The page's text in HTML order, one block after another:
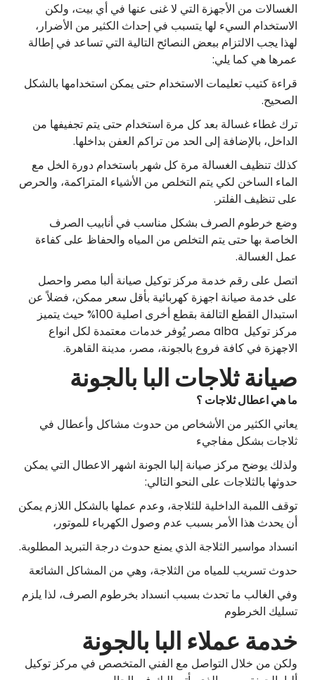
الغسالات من الأجهزة التي لا غنى عنها في أي بيت، ولكن
الاستخدام السيء لها يتسبب في إحداث الكثير من الأضرار،
لهذا يجب الالتزام ببعض النصائح التالية التي تساعد في إطالة
عمرها هي كما يلي:
قراءة كتيب تعليمات الاستخدام حتى يمكن استخدامها بالشكل
الصحيح.
ترك غطاء غسالة بعد كل مرة استخدام حتى يتم تجفيفها من
الداخل، بالإضافة إلى الحد من تراكم العفن بداخلها.
كذلك تنظيف الغسالة مرة كل شهر باستخدام دورة الخل مع
الماء الساخن لكي يتم التخلص من الأشياء المتراكمة، والحرص
على تنظيف الفلتر.
وضع خرطوم الصرف بشكل مناسب في أنابيب الصرف
الخاصة بها حتى يتم التخلص من المياه والحفاظ على كفاءة
عمل الغسالة.
اتصل على رقم خدمة مركز توكيل صيانة ألبا مصر واحصل
على خدمة صيانة اجهزة كهربائية بأقل سعر ممكن، فضلاً عن
استبدال القطع التالفة بقطع أخرى اصلية 100% حيث يتميز
مركز توكيل alba مصر يُوفر خدمات معتمدة لكل انواع
الاجهزة في كافة فروع بالجونة، مصر، مدينة القاهرة.
صيانة ثلاجات البا بالجونة
ما هي اعطال ثلاجات ؟
يعاني الكثير من الأشخاص من حدوث مشاكل وأعطال في
ثلاجات بشكل مفاجيء
ولذلك يوضح مركز صيانة إلبا الجونة اشهر الاعطال التي يمكن
حدوثها بالثلاجات على النحو التالي:
توقف اللمبة الداخلية للثلاجة، وعدم عملها بالشكل اللازم يمكن
أن يحدث هذا الأمر بسبب عدم وصول الكهرباء للموتور،
انسداد مواسير الثلاجة الذي يمنع حدوث درجة التبريد المطلوبة.
حدوث تسريب للمياه من الثلاجة، وهي من المشاكل الشائعة
وفي الغالب ما تحدث بسبب انسداد بخرطوم الصرف، لذا يلزم
تسليك الخرطوم
خدمة عملاء البا بالجونة
ولكن من خلال التواصل مع الفني المتخصص في مركز توكيل